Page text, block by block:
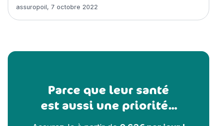
Article rédigé par
assuropoil, 7 octobre 2022
Parce que leur santé
est aussi une priorité...